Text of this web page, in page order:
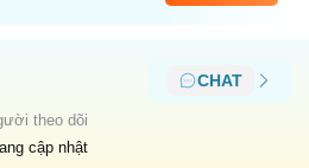
CHAT
theo dõi
cập nhật